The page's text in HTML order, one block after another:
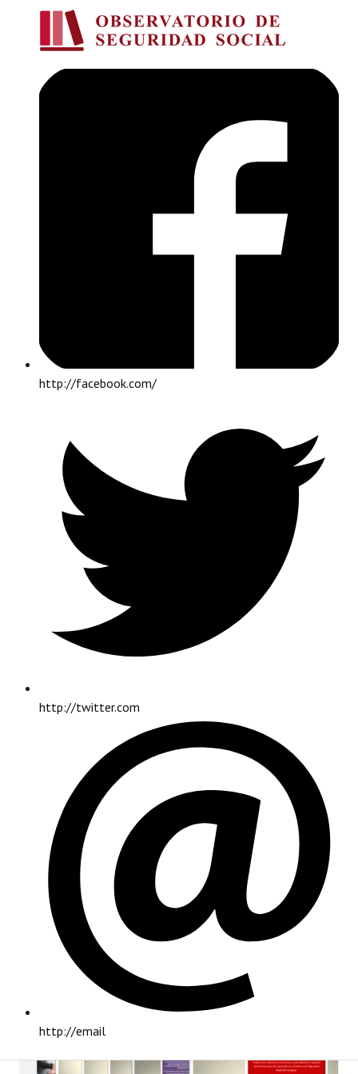
http://facebook.com/
http://twitter.com
http://email
INSTITUCIONAL